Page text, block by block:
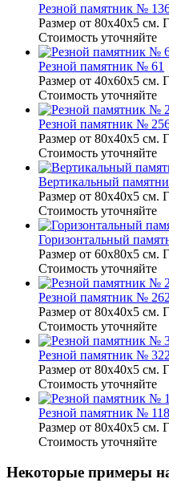
Резной памятник №
Размер от 80х40х5 см.
Стоимость уточняйте
Резной памятник № 61
Размер от 40х60х5 см.
Стоимость уточняйте
Резной памятник №
Размер от 80х40х5 см.
Стоимость уточняйте
Вертикальный
Размер от 80х40х5 см.
Стоимость уточняйте
Горизонтальный
Размер от 60х80х5 см.
Стоимость уточняйте
Резной памятник № 262
Размер от 80х40х5 см.
Стоимость уточняйте
Резной памятник № 322
Размер от 80х40х5 см.
Стоимость уточняйте
Резной памятник № 118
Размер от 80х40х5 см.
Стоимость уточняйте
Некоторые примеры